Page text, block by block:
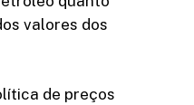
valores dos
de preços